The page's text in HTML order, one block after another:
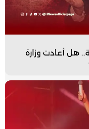
هل أعادت وزارة